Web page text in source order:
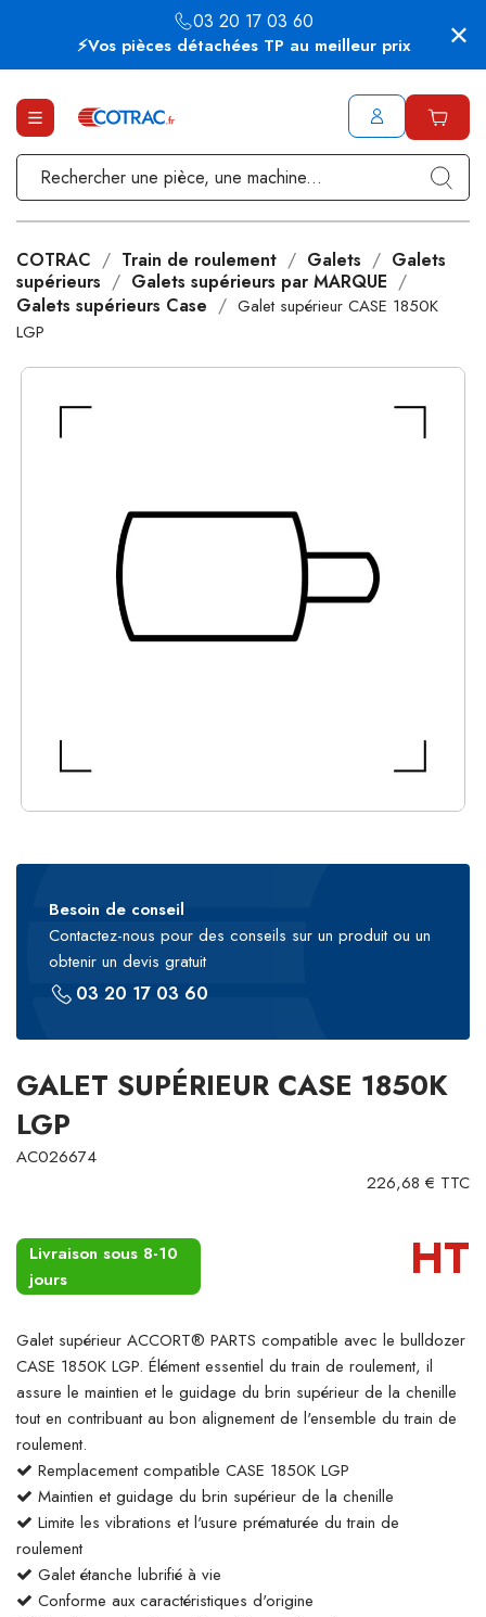
⚡Vos pièces détachées TP au meilleur prix
03 20 17 03 60
COTRAC Train de roulement Galets
Galets
supérieurs
Galets supérieurs par MARQUE
Galets supérieurs Case
Galet supérieur CASE 1850K
LGP
Besoin de conseil
Contactez-nous pour des conseils sur un produit ou un
obtenir un devis gratuit
03 20 17 03 60
GALET SUPÉRIEUR CASE 1850K
LGP
AC026674
226,68 € TTC
Livraison sous 8-10
jours
HT
Galet supérieur ACCORT® PARTS compatible avec le bulldozer
CASE 1850K LGP. Élément essentiel du train de roulement, il
assure le maintien et le guidage du brin supérieur de la chenille
tout en contribuant au bon alignement de l'ensemble du train de
roulement.
Remplacement compatible CASE 1850K LGP
Maintien et guidage du brin supérieur de la chenille
Limite les vibrations et l'usure prématurée du train de
roulement
Galet étanche lubrifié à vie
Conforme aux caractéristiques d'origine